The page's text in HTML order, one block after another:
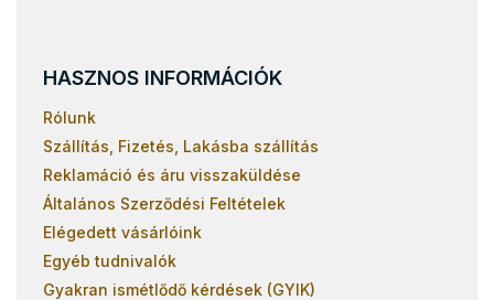
HASZNOS INFORMÁCIÓK
Rólunk
Szállítás, Fizetés, Lakásba szállítás
Reklamáció és áru visszaküldése
Általános Szerződési Feltételek
Elégedett vásárlóink
Egyéb tudnivalók
Gyakran ismétlődő kérdések (GYIK)